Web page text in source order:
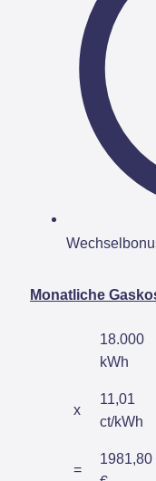
Monatliche
18.000
kWh
x
11,01
ct/kWh
=
1981,80